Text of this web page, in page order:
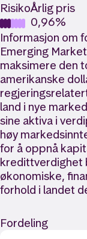
RisikoÅrlig pris
0,96%
Informasjon om
Emerging
maksimere den
amerikanske
land i nye
sine aktiva i
høy
for å oppnå
kredittverdighet
økonomiske,
forhold i landet
Fordeling